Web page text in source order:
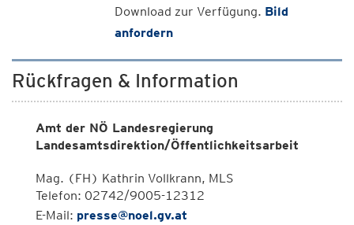
Download zur Verfügung. Bild
anfordern
Rückfragen & Information
Amt der NÖ Landesregierung
Landesamtsdirektion/Öffentlichkeitsarbeit
Mag. (FH) Kathrin Vollkrann, MLS
Telefon: 02742/9005-12312
E-Mail: presse@noel.gv.at